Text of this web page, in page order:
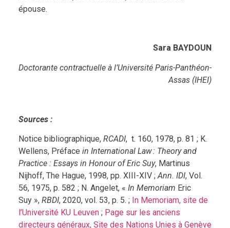
épouse.
Sara BAYDOUN
Doctorante contractuelle à l’Université Paris-Panthéon-
Assas (IHEI)
Sources :
Notice bibliographique, RCADI, t. 160, 1978, p. 81 ; K.
Wellens, Préface in International Law : Theory and
Practice : Essays in Honour of Eric Suy, Martinus
Nijhoff, The Hague, 1998, pp. XIII-XIV ;Ann. IDI, Vol.
56, 1975, p. 582 ; N. Angelet, « In Memoriam Eric
Suy », RBDI, 2020, vol. 53, p. 5. ; In Memoriam, site de
l’Université KU Leuven; Page sur les anciens
directeurs généraux, Site des Nations Unies à Genève